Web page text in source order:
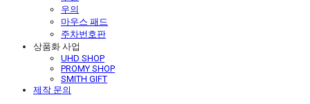
우의
마우스 패드
주차번호판
상품화 사업
UHD SHOP
PROMY SHOP
SMITH GIFT
제작 문의